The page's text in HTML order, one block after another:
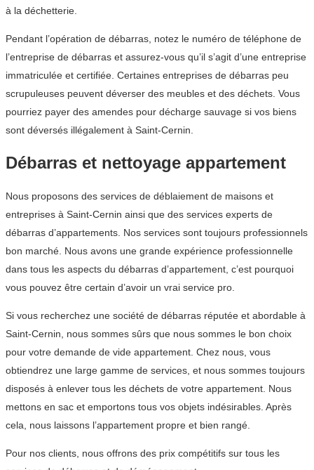
à la déchetterie.
Pendant l’opération de débarras, notez le numéro de téléphone de
l’entreprise de débarras et assurez-vous qu’il s’agit d’une entreprise
immatriculée et certifiée. Certaines entreprises de débarras peu
scrupuleuses peuvent déverser des meubles et des déchets. Vous
pourriez payer des amendes pour décharge sauvage si vos biens
sont déversés illégalement à Saint-Cernin.
Débarras et nettoyage appartement
Nous proposons des services de déblaiement de maisons et
entreprises à Saint-Cernin ainsi que des services experts de
débarras d’appartements. Nos services sont toujours professionnels
bon marché. Nous avons une grande expérience professionnelle
dans tous les aspects du débarras d’appartement, c’est pourquoi
vous pouvez être certain d’avoir un vrai service pro.
Si vous recherchez une société de débarras réputée et abordable à
Saint-Cernin, nous sommes sûrs que nous sommes le bon choix
pour votre demande de vide appartement. Chez nous, vous
obtiendrez une large gamme de services, et nous sommes toujours
disposés à enlever tous les déchets de votre appartement. Nous
mettons en sac et emportons tous vos objets indésirables. Après
cela, nous laissons l’appartement propre et bien rangé.
Pour nos clients, nous offrons des prix compétitifs sur tous les